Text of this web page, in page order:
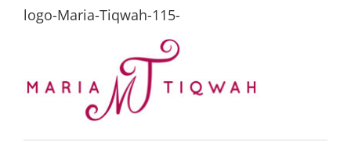
logo-Maria-Tiqwah-115-